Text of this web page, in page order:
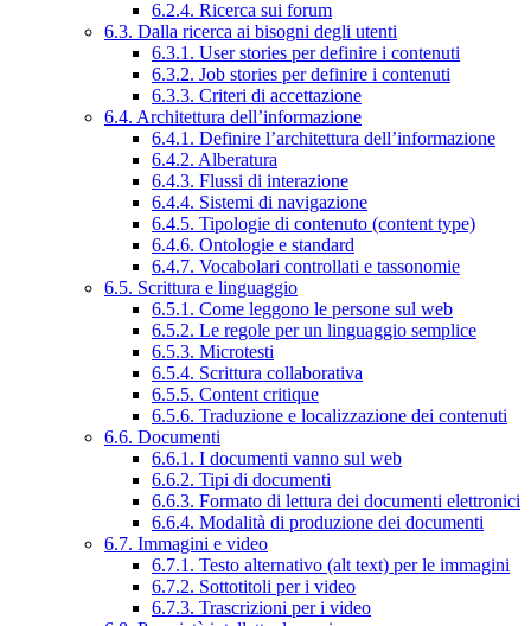
6.2.4. Ricerca sui forum
6.3. Dalla ricerca ai bisogni degli utenti
6.3.1. User stories per definire i contenuti
6.3.2. Job stories per definire i contenuti
6.3.3. Criteri di accettazione
6.4. Architettura dell’informazione
6.4.1. Definire l’architettura dell’informazione
6.4.2. Alberatura
6.4.3. Flussi di interazione
6.4.4. Sistemi di navigazione
6.4.5. Tipologie di contenuto (content type)
6.4.6. Ontologie e standard
6.4.7. Vocabolari controllati e tassonomie
6.5. Scrittura e linguaggio
6.5.1. Come leggono le persone sul web
6.5.2. Le regole per un linguaggio semplice
6.5.3. Microtesti
6.5.4. Scrittura collaborativa
6.5.5. Content critique
6.5.6. Traduzione e localizzazione dei contenuti
6.6. Documenti
6.6.1. I documenti vanno sul web
6.6.2. Tipi di documenti
6.6.3. Formato di lettura dei documenti elettronici
6.6.4. Modalità di produzione dei documenti
6.7. Immagini e video
6.7.1. Testo alternativo (alt text) per le immagini
6.7.2. Sottotitoli per i video
6.7.3. Trascrizioni per i video